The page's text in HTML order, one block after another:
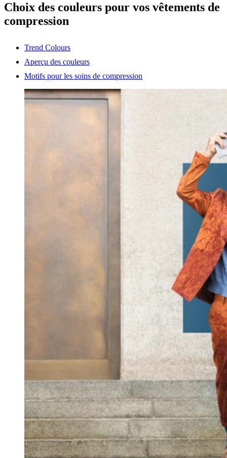
Choix des couleurs pour vos vêtements de
compression
Trend Colours
Aperçu des couleurs
Motifs pour les soins de compression